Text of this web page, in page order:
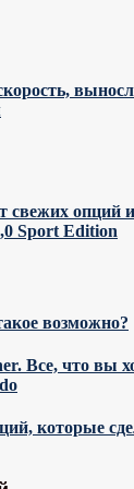
свежих опций
Sport Edition
возможно?
Все, что вы
которые